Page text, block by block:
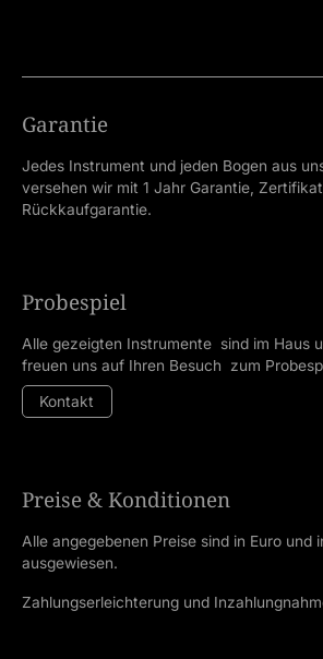
Garantie
Jedes Instrument und jeden Bogen aus
versehen wir mit 1 Jahr Garantie,
Rückkaufgarantie.
Probespiel
Alle gezeigten Instrumente sind im Haus
freuen uns auf Ihren Besuch zum
Kontakt
Preise & Konditionen
Alle angegebenen Preise sind in Euro und
ausgewiesen.
Zahlungserleichterung und